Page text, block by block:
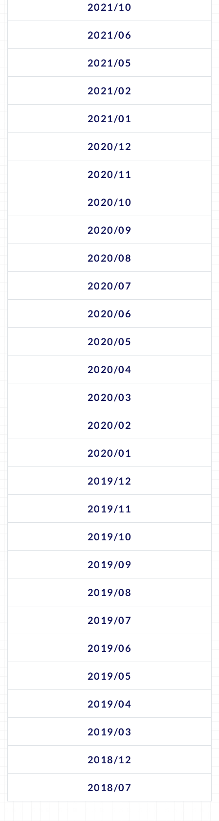
2021/10
2021/06
2021/05
2021/02
2021/01
2020/12
2020/11
2020/10
2020/09
2020/08
2020/07
2020/06
2020/05
2020/04
2020/03
2020/02
2020/01
2019/12
2019/11
2019/10
2019/09
2019/08
2019/07
2019/06
2019/05
2019/04
2019/03
2018/12
2018/07